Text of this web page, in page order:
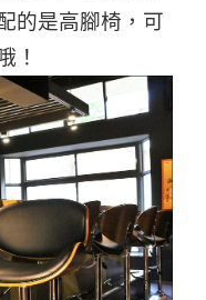
的是高腳椅，可
！